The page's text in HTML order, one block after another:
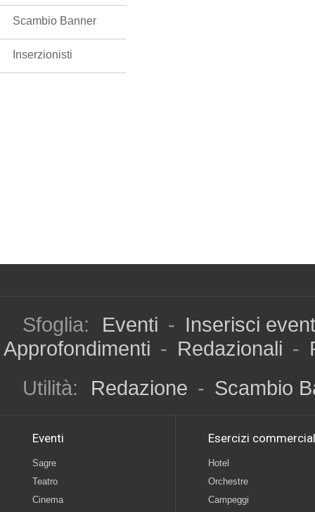
Scambio Banner
Inserzionisti
Sfoglia: Eventi - Inserisci
Approfondimenti - Redazionali -
Utilità:
Redazione - Scambio
Eventi
Sagre
Teatro
Cinema
Esercizi
Hotel
Orchestre
Campeggi